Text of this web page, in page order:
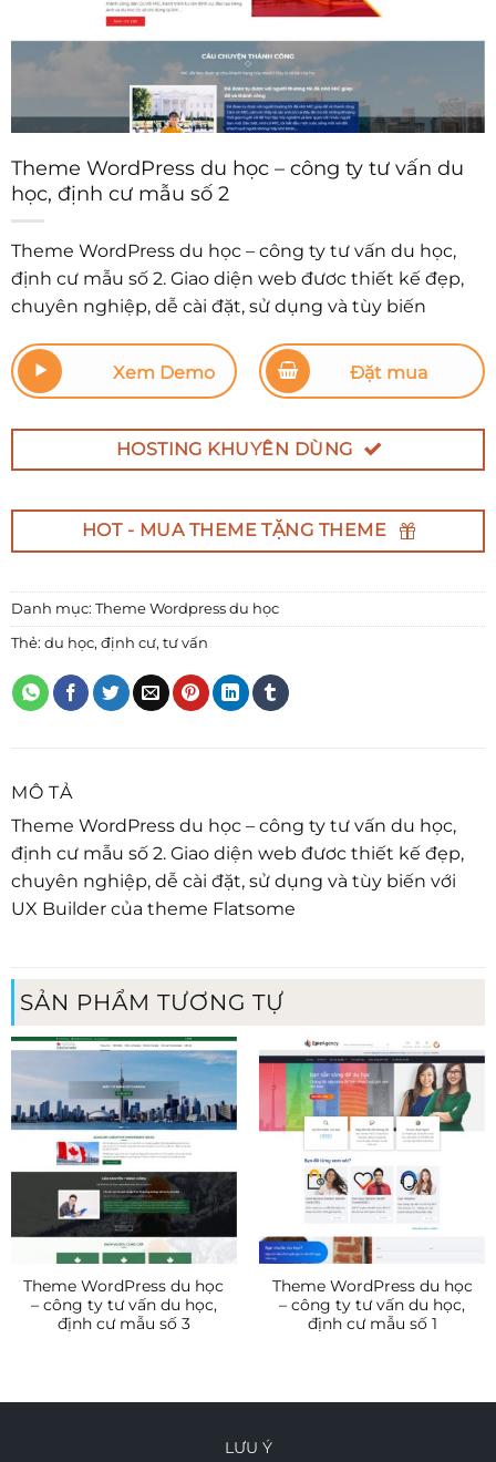
Theme WordPress du học – công ty tư vấn du
học, định cư mẫu số 2
Theme WordPress du học – công ty tư vấn du học,
định cư mẫu số 2. Giao diện web đươc thiết kế đẹp,
chuyên nghiệp, dễ cài đặt, sử dụng và tùy biến
Xem Demo Đặt mua
HOSTING KHUYÊN DÙNG
HOT - MUA THEME TẶNG THEME
Danh mục: Theme Wordpress du học
Thẻ: du học, định cư, tư vấn
MÔ TẢ
Theme WordPress du học – công ty tư vấn du học,
định cư mẫu số 2. Giao diện web đươc thiết kế đẹp,
chuyên nghiệp, dễ cài đặt, sử dụng và tùy biến với
UX Builder của theme Flatsome
SẢN PHẨM TƯƠNG TỰ
Theme WordPress du học
– công ty tư vấn du học,
định cư mẫu số 3
Theme WordPress du học
– công ty tư vấn du học,
định cư mẫu số 1
LƯU Ý